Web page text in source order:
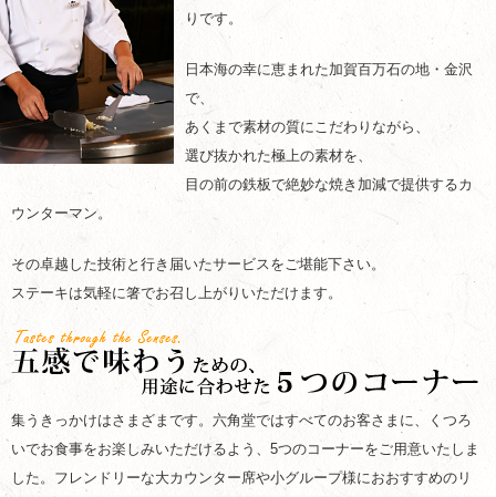
りです。
日本海の幸に恵まれた加賀百万石の地・金沢
で、
あくまで素材の質にこだわりながら、
選び抜かれた極上の素材を、
目の前の鉄板で絶妙な焼き加減で提供するカ
ウンターマン。
その卓越した技術と行き届いたサービスをご堪能下さい。
ステーキは気軽に箸でお召し上がりいただけます。
集うきっかけはさまざまです。六角堂ではすべてのお客さまに、くつろ
いでお食事をお楽しみいただけるよう、5つのコーナーをご用意いたしま
した。フレンドリーな大カウンター席や小グループ様におおすすめのリ